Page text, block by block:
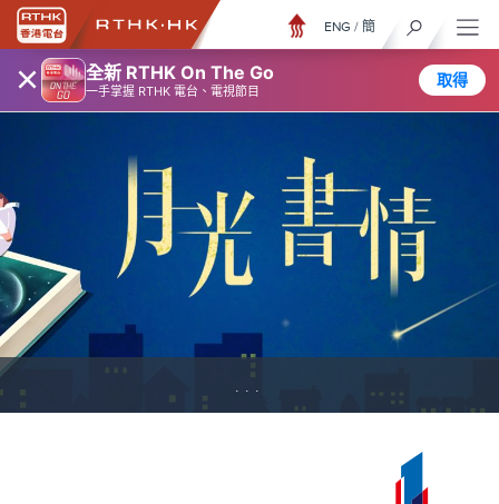
× 全新 RTHK On The Go
一手掌握 RTHK 電台、電視節目
取得
ENG / 簡
...